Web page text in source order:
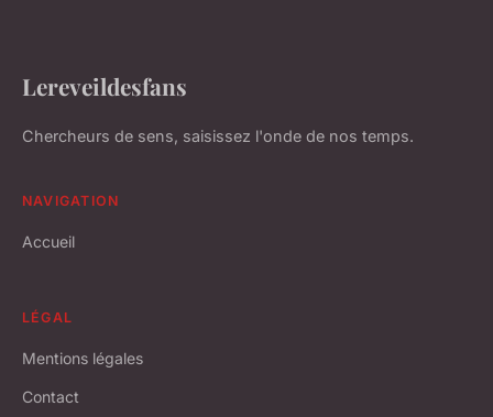
Lereveildesfans
Chercheurs de sens, saisissez l'onde de nos temps.
NAVIGATION
Accueil
LÉGAL
Mentions légales
Contact